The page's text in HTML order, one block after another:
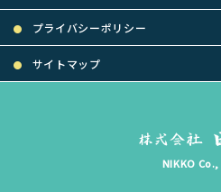
プライバシーポリシー
サイトマップ
NIKKO